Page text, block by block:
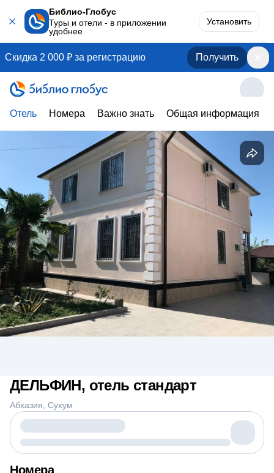
Библио-Глобус
Туры и отели - в приложении
удобнее
Установить
Скидка 2 000 ₽ за регистрацию Получить
Отель Номера Важно знать Общая информация
ДЕЛЬФИН, отель стандарт
Абхазия Сухум
Номера